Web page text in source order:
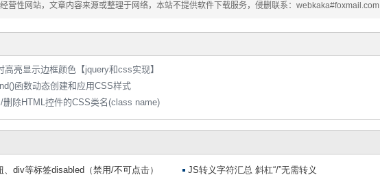
营性网站，文章内容来源或整理于网络，本站不提供软件下载服务，侵删联系：webkaka#foxmail.com
高亮显示边框颜色【jquery和css实现】
函数动态创建和应用CSS样式
删除HTML控件的CSS类名(class name)